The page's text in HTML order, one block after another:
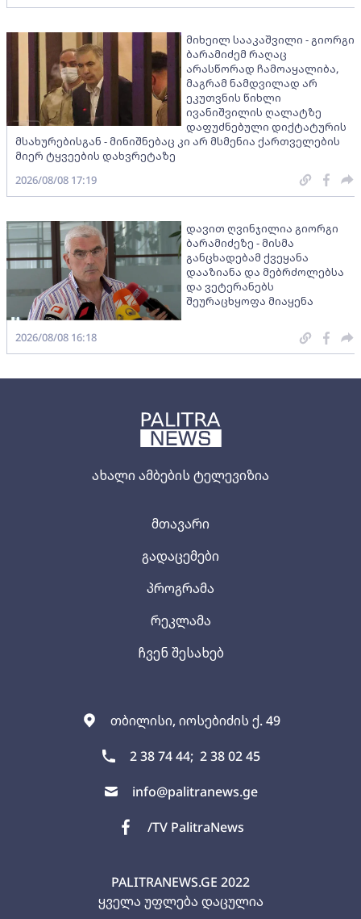
ახალი ამბების ტელევიზია
თბილისი, იოსებიძის ქ. 49
2 38 74 44; 2 38 02 45
info@palitranews.ge
/TV PalitraNews
მთავარი
გადაცემები
პროგრამა
რეკლამა
ჩვენ შესახებ
PALITRANEWS.GE 2022
ყველა უფლება დაცულია
მიხეილ სააკაშვილი - გიორგი
ბარამიძემ რაღაც
არასწორად ჩამოაყალიბა,
მაგრამ ნამდვილად არ
ეკუთვნის წიხლი
ივანიშვილის ღალატზე
დაფუძნებული დიქტატურის
მსახურებისგან - მინიშნებაც კი არ მსმენია ქართველების
მიერ ტყვეების დახვრეტაზე
2026/08/08 17:19
დავით ღვინჯილია გიორგი
ბარამიძეზე - მისმა
განცხადებამ ქვეყანა
დააზიანა და მებრძოლებსა
და ვეტერანებს
შეურაცხყოფა მიაყენა
2026/08/08 16:18